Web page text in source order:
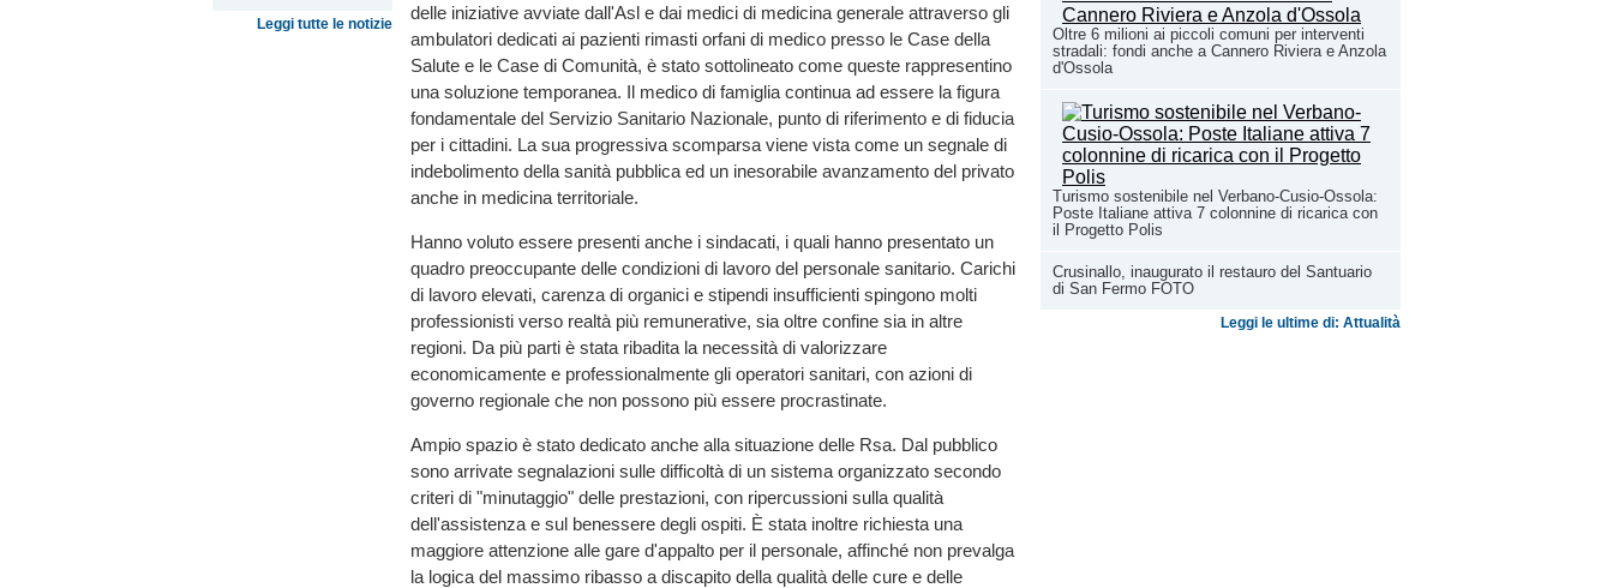
Oltre 6 milioni ai piccoli comuni per interventi
stradali: fondi anche a Cannero Riviera e Anzola
d'Ossola
Turismo sostenibile nel Verbano-Cusio-Ossola:
Poste Italiane attiva 7 colonnine di ricarica con
il Progetto Polis
Crusinallo, inaugurato il restauro del Santuario
di San Fermo FOTO
Leggi le ultime di: Attualità
Leggi tutte le notizie
delle iniziative avviate dall'Asl e dai medici di medicina generale attraverso gli
ambulatori dedicati ai pazienti rimasti orfani di medico presso le Case della
Salute e le Case di Comunità, è stato sottolineato come queste rappresentino
una soluzione temporanea. Il medico di famiglia continua ad essere la figura
fondamentale del Servizio Sanitario Nazionale, punto di riferimento e di fiducia
per i cittadini. La sua progressiva scomparsa viene vista come un segnale di
indebolimento della sanità pubblica ed un inesorabile avanzamento del privato
anche in medicina territoriale.
Hanno voluto essere presenti anche i sindacati, i quali hanno presentato un
quadro preoccupante delle condizioni di lavoro del personale sanitario. Carichi
di lavoro elevati, carenza di organici e stipendi insufficienti spingono molti
professionisti verso realtà più remunerative, sia oltre confine sia in altre
regioni. Da più parti è stata ribadita la necessità di valorizzare
economicamente e professionalmente gli operatori sanitari, con azioni di
governo regionale che non possono più essere procrastinate.
Ampio spazio è stato dedicato anche alla situazione delle Rsa. Dal pubblico
sono arrivate segnalazioni sulle difficoltà di un sistema organizzato secondo
criteri di "minutaggio" delle prestazioni, con ripercussioni sulla qualità
dell'assistenza e sul benessere degli ospiti. È stata inoltre richiesta una
maggiore attenzione alle gare d'appalto per il personale, affinché non prevalga
la logica del massimo ribasso a discapito della qualità delle cure e delle